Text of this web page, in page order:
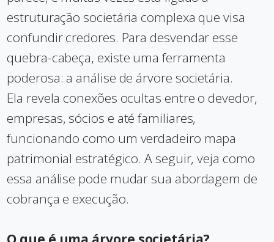
estruturação societária complexa que visa
confundir credores. Para desvendar esse
quebra-cabeça, existe uma ferramenta
poderosa: a análise de árvore societária.
Ela revela conexões ocultas entre o devedor,
empresas, sócios e até familiares,
funcionando como um verdadeiro mapa
patrimonial estratégico. A seguir, veja como
essa análise pode mudar sua abordagem de
cobrança e execução.